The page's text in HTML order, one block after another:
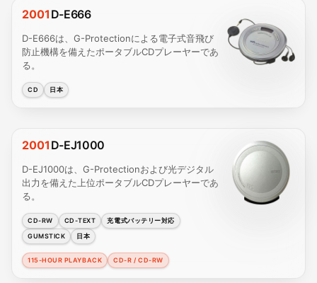
2001 D-E666
D-E666は、G-Protectionによる電子式音飛び
防止機構を備えたポータブルCDプレーヤーであ
る。
CD 日本
2001 D-EJ1000
D-EJ1000は、G-Protectionおよび光デジタル
出力を備えた上位ポータブルCDプレーヤーであ
る。
CD-RW CD-TEXT
充電式バッテリー対応
GUMSTICK
日本
115-HOUR PLAYBACK CD-R / CD-RW